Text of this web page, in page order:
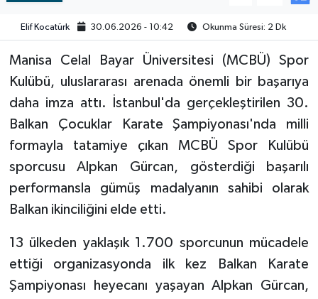
Elif Kocatürk 30.06.2026 - 10:42 Okunma Süresi: 2 Dk
Manisa Celal Bayar Üniversitesi (MCBÜ) Spor
Kulübü, uluslararası arenada önemli bir başarıya
daha imza attı. İstanbul'da gerçekleştirilen 30.
Balkan Çocuklar Karate Şampiyonası'nda milli
formayla tatamiye çıkan MCBÜ Spor Kulübü
sporcusu Alpkan Gürcan, gösterdiği başarılı
performansla gümüş madalyanın sahibi olarak
Balkan ikinciliğini elde etti.
13 ülkeden yaklaşık 1.700 sporcunun mücadele
ettiği organizasyonda ilk kez Balkan Karate
Şampiyonası heyecanı yaşayan Alpkan Gürcan,